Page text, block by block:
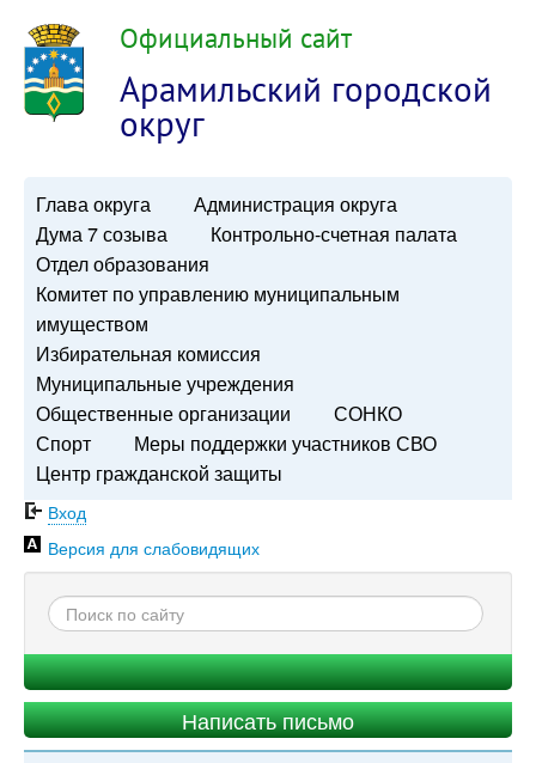
Официальный сайт
Арамильский городской
округ
Глава округа
Администрация округа
Дума 7 созыва
Контрольно-счетная палата
Отдел образования
Комитет по управлению муниципальным
имуществом
Избирательная комиссия
Муниципальные учреждения
Общественные организации
СОНКО
Спорт
Меры поддержки участников СВО
Центр гражданской защиты
Вход
Версия для слабовидящих
Написать письмо